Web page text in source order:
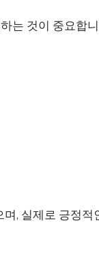
는 것이 중요합
, 실제로 긍정적